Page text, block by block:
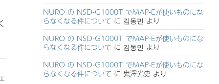
NURO の NSD-G1000T でMAP-Eが使いものにな
らなくなる件について に 김동민 より
NURO の NSD-G1000T でMAP-Eが使いものにな
らなくなる件について に 김동민 より
NURO の NSD-G1000T でMAP-Eが使いものにな
らなくなる件について に 鬼澤光史 より